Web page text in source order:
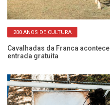
200 ANOS DE CULTURA
Cavalhadas da Franca
entrada gratuita